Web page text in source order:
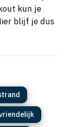
kun je
blijf je dus